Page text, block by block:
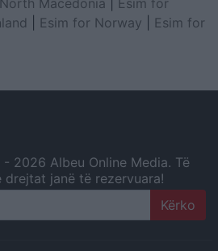
Esim for Norway
Esim for
- 2026 Albeu Online Media. Të
drejtat janë të rezervuara!